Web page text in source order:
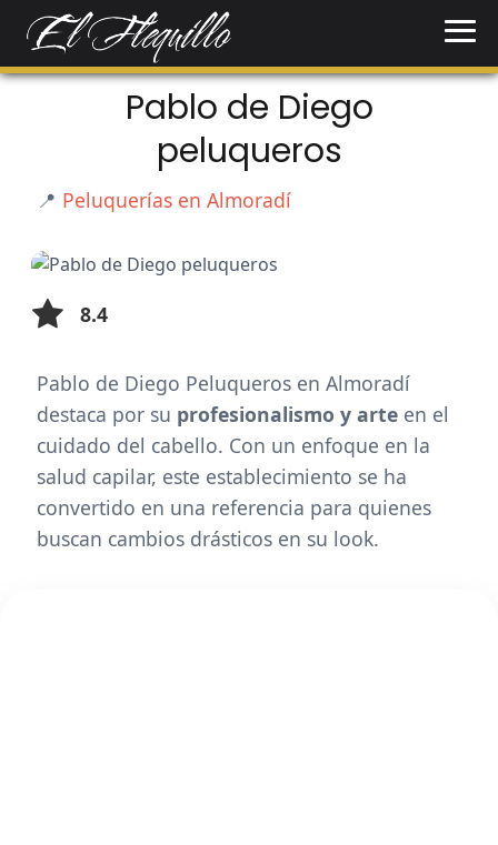
Pablo de Diego
peluqueros
📍 Peluquerías en Almoradí
8.4
Pablo de Diego Peluqueros en Almoradí
destaca por su profesionalismo y arte en el
cuidado del cabello. Con un enfoque en la
salud capilar, este establecimiento se ha
convertido en una referencia para quienes
buscan cambios drásticos en su look.